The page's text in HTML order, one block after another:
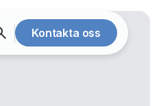
Kontakta oss